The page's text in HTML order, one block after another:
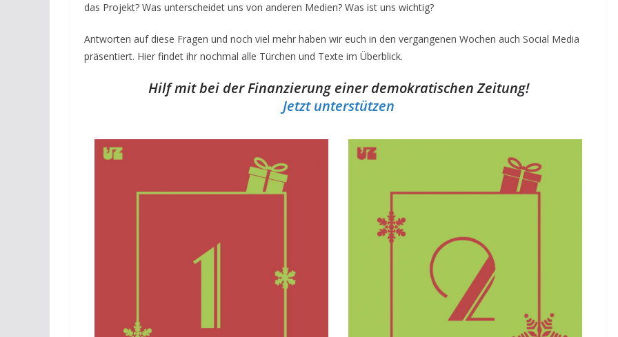
das Projekt? Was unterscheidet uns von anderen Medien? Was ist uns wichtig?
Antworten auf diese Fragen und noch viel mehr haben wir euch in den vergangenen Wochen auch Social Media
präsentiert. Hier findet ihr nochmal alle Türchen und Texte im Überblick.
Hilf mit bei der Finanzierung einer demokratischen Zeitung!
Jetzt unterstützen